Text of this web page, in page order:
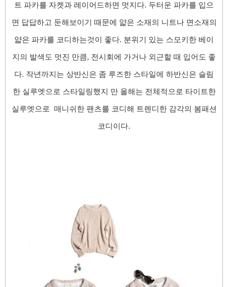
트 파카를 자켓과 레이어드하면 멋지다. 두터운 파카를 입으
면 답답하고 둔해보이기 때문에 얇은 소재의 니트나 면소재의
얇은 파카를 코디하는것이 좋다. 분위기 있는 스모키한 베이
지의 발색도 멋진 만큼, 전시회에 가거나 외근할 때 입어도 좋
다. 작년까지는 상반신은 좀 루즈한 스타일에 하반신은 슬림
한 실루엣으로 스타일링했지 만 올해는 전체적으로 타이트한
실루엣으로 매니쉬한 팬츠를 코디해 트렌디한 감각의 봄패션
코디이다.